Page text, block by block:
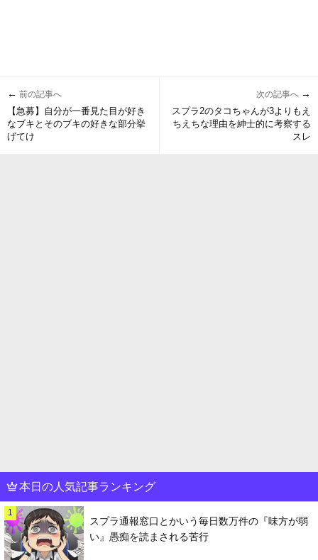
← 前の記事へ
【急募】自分が一番見た目が好き
なブキとそのブキの好きな部分挙
げてけ
次の記事へ →
スプラ2のタコちゃんが3よりもえ
ちえちな理由を紳士的に考察する
スレ
本日の人気記事ランキング
1
スプラ通報窓口とかいう毎日数万件の『味方が弱
い』愚痴を読まされる苦行